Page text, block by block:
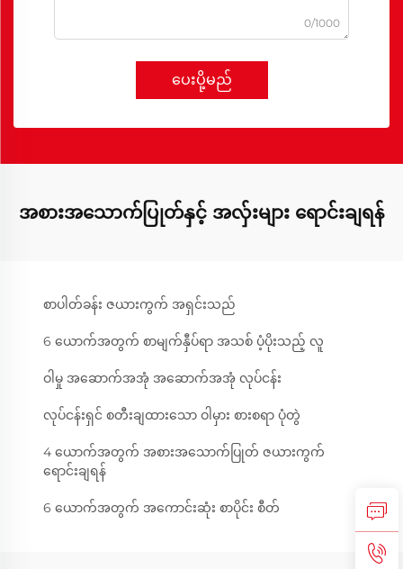
0/1000
ပေးပို့မည်
အစားအသောက်ပြုတ်နှင့် အလှ်းများ ရောင်းချရန်
စာပါတ်ခန်း ဇယားကွက် အရှင်းသည်
6 ယောက်အတွက် စာမျက်နှီပ်ရာ အသစ် ပံ့ပိုးသည့် လူ
ဝါမှု အဆောက်အအုံ အဆောက်အအုံ လုပ်ငန်း
လုပ်ငန်းရှင် စတီးချထားသော ဝါမှား စားစရာ ပုံတွဲ
4 ယောက်အတွက် အစားအသောက်ပြုတ် ဇယားကွက်
ရောင်းချရန်
6 ယောက်အတွက် အကောင်းဆုံး စာပိုင်း စီတ်